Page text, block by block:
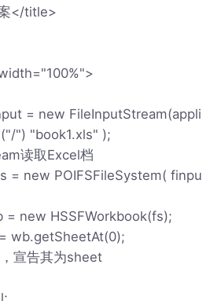
</title>
= new FileInputStream(appli
") "book1.xls" );
读取Excel档
= new POIFSFileSystem( finpu
= new HSSFWorkbook(fs);
wb.getSheetAt(0);
宣告其为sheet